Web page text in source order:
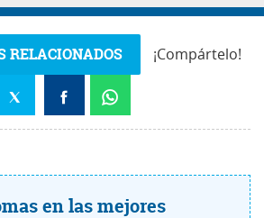
RELACIONADOS ¡Compártelo!
en las mejores